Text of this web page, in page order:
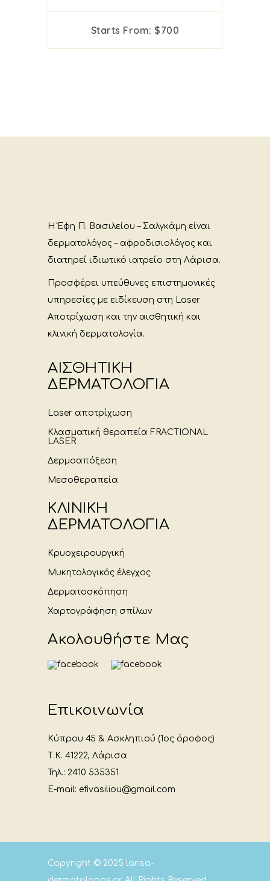
Starts From: $700
Η Έφη Π. Βασιλείου – Σαλγκάμη είναι
δερματολόγος – αφροδισιολόγος και
διατηρεί ιδιωτικό ιατρείο στη Λάρισα.
Προσφέρει υπεύθυνες επιστημονικές
υπηρεσίες με ειδίκευση στη Laser
Αποτρίχωση και την αισθητική και
κλινική δερματολογία.
ΑΙΣΘΗΤΙΚΗ
ΔΕΡΜΑΤΟΛΟΓΙΑ
Laser αποτρίχωση
Κλασματική θεραπεία FRACTIONAL
LASER
Δερμοαπόξεση
Μεσοθεραπεία
ΚΛΙΝΙΚΗ
ΔΕΡΜΑΤΟΛΟΓΙΑ
Κρυοχειρουργική
Μυκητολογικός έλεγχος
Δερματοσκόπηση
Χαρτογράφηση σπίλων
Ακολουθήστε Μας
Επικοινωνία
Κύπρου 45 & Ασκληπιού (1ος όροφος)
Τ.Κ. 41222, Λάρισα
Τηλ.: 2410 535351
E-mail: efivasiliou@gmail.com
Copyright © 2025 larisa-